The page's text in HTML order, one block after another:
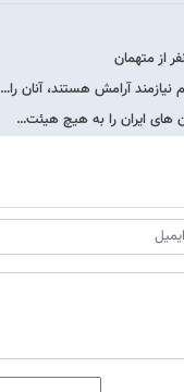
از متهمان
آرامش هستند، آنان را…
های ایران را به هیچ هیئت…